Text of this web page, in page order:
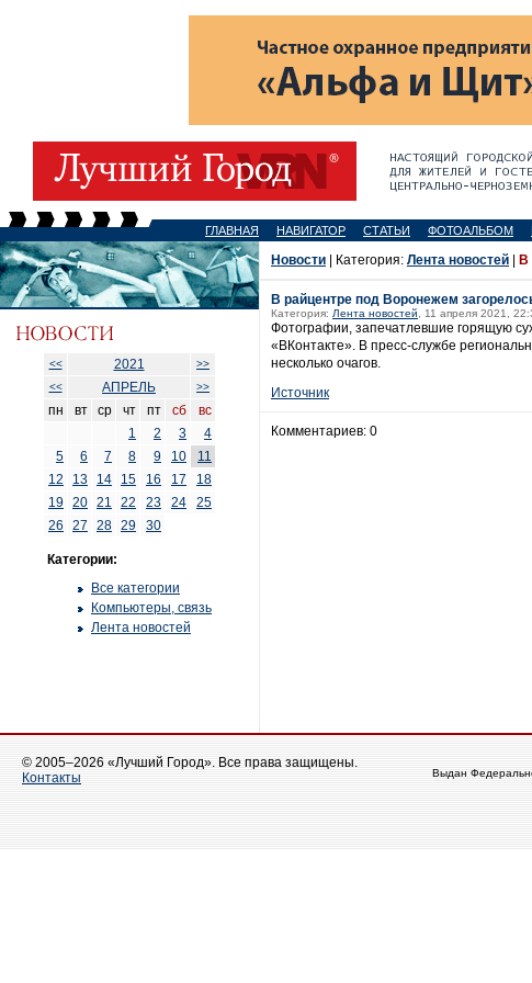
ГЛАВНАЯ НАВИГАТОР СТАТЬИ ФОТОАЛЬБОМ
<< 2021
>>
<<
АПРЕЛЬ >>
пн вт ср чт пт сб
вс
1
2 3
4
5
6 7 8 9 10
11
12
13 14 15 16 17
18
19 20 21 22 23 24
25
26
27 28 29 30
Категории:
Все категории
Компьютеры, связь
Лента новостей
Новости | Категория: Лента новостей В
В райцентре под Воронежем
Категория: Лента новостей , 11 апреля 2021,
Фотографии, запечатлевшие горящую
«ВКонтакте». В пресс-службе
несколько очагов.
Источник
Комментариев: 0
© 2005–2026 «Лучший Город». Все права защищены.
Контакты
Выдан